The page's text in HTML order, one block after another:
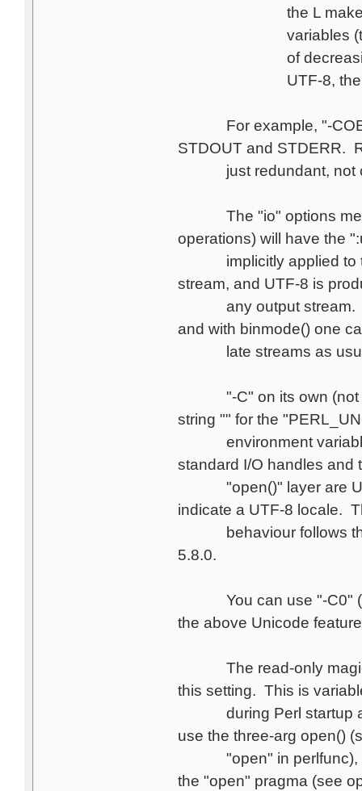
the L makes them
variables (the
of decreasing
UTF-8, then the
For example, "-COE"
STDOUT and STDERR.
just redundant, not
The "io" options mean
operations) will have the
implicitly applied to
stream, and UTF-8 is
any output stream.
and with binmode() one
late streams as
"-C" on its own (not
string "" for the
environment variable,
standard I/O handles and
"open()" layer are
indicate a UTF-8 locale.
behaviour follows the
5.8.0.
You can use "-C0" (or
the above Unicode
The read-only magic
this setting. This is
during Perl startup
use the three-arg open()
"open" in perlfunc),
the "open" pragma (see